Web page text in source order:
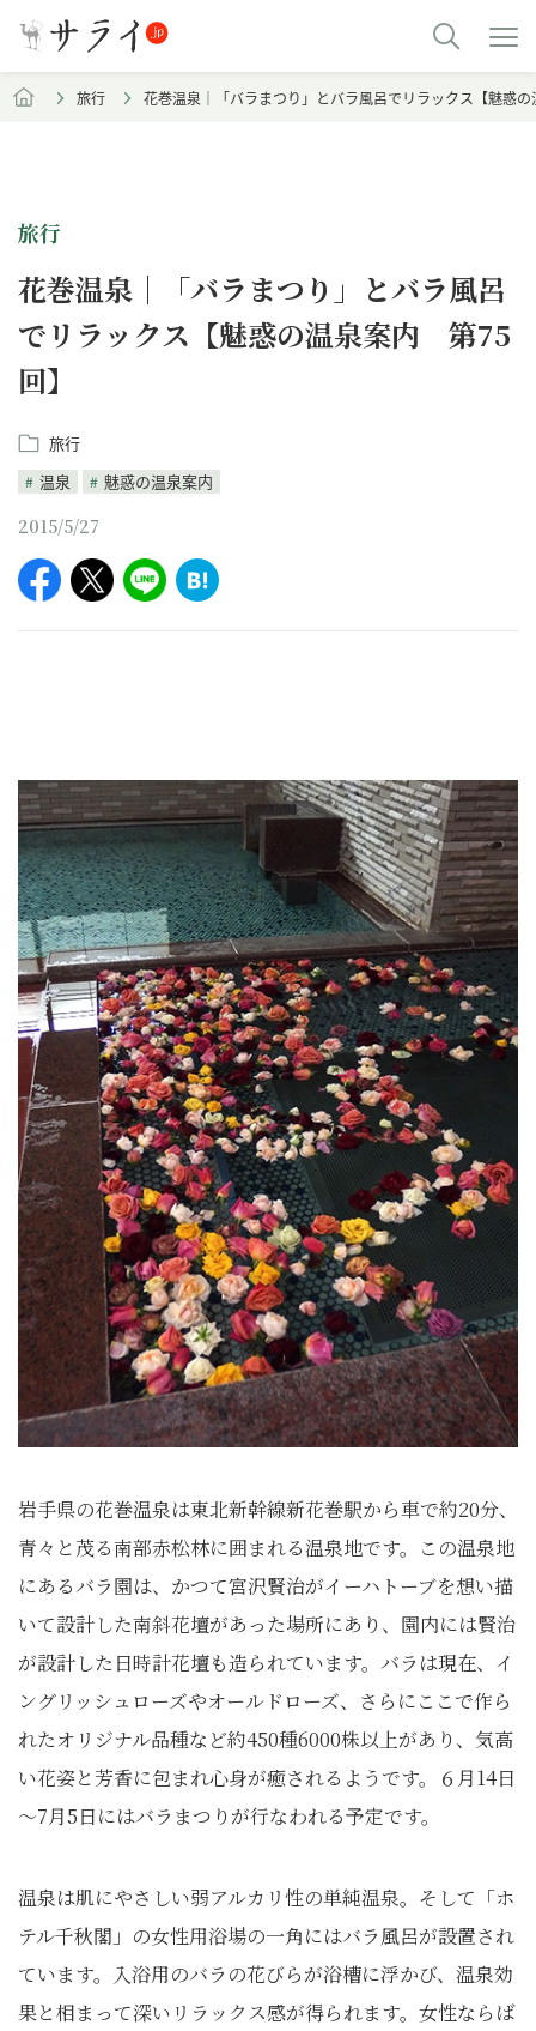
旅行 花巻温泉｜「バラまつり」とバラ風呂でリラックス【魅惑
旅行
花巻温泉｜「バラまつり」とバラ風呂
でリラックス【魅惑の温泉案内 第75
回】
旅行
温泉
魅惑の温泉案内
2015/5/27
岩手県の花巻温泉は東北新幹線新花巻駅から車で約20分、
青々と茂る南部赤松林に囲まれる温泉地です。この温泉地
にあるバラ園は、かつて宮沢賢治がイーハトーブを想い描
いて設計した南斜花壇があった場所にあり、園内には賢治
が設計した日時計花壇も造られています。バラは現在、イ
ングリッシュローズやオールドローズ、さらにここで作ら
れたオリジナル品種など約450種6000株以上があり、気高
い花姿と芳香に包まれ心身が癒されるようです。６月14日
～7月5日にはバラまつりが行なわれる予定です。
温泉は肌にやさしい弱アルカリ性の単純温泉。そして「ホ
テル千秋閣」の女性用浴場の一角にはバラ風呂が設置され
ています。入浴用のバラの花びらが浴槽に浮かび、温泉効
果と相まって深いリラックス感が得られます。女性ならば